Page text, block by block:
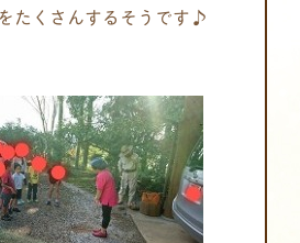
たくさんするそうです♪